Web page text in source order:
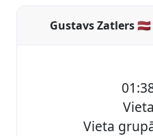
Gustavs Zatlers 🇱🇻
Vieta